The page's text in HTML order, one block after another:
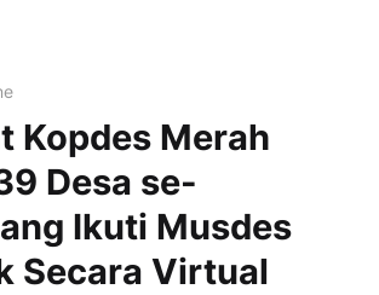
Kopdes Merah
Desa se-
Ikuti Musdes
Secara Virtual